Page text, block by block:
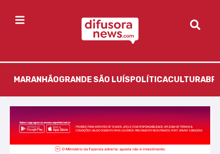
MARANHÃOGRANDE SÃO LUÍS POLÍTICACULTURA